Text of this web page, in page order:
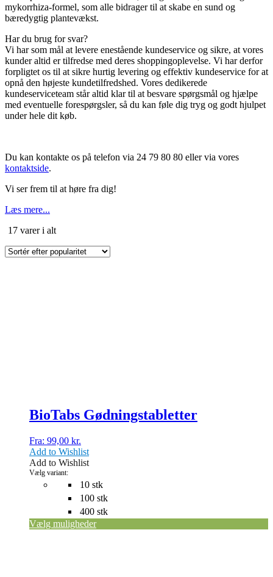
mykorrhiza-formel, som alle bidrager til at skabe en sund og
bæredygtig plantevækst.
Har du brug for svar?
Vi har som mål at levere enestående kundeservice og sikre, at vores
kunder altid er tilfredse med deres shoppingoplevelse. Vi har derfor
forpligtet os til at sikre hurtig levering og effektiv kundeservice for at
opnå den højeste kundetilfredshed. Vores dedikerede
kundeserviceteam står altid klar til at besvare spørgsmål og hjælpe
med eventuelle forespørgsler, så du kan føle dig tryg og godt hjulpet
under hele dit køb.
Du kan kontakte os på telefon via 24 79 80 80 eller via vores
kontaktside.
Vi ser frem til at høre fra dig!
Læs mere...
17 varer i altSorteret
popularitet
BioTabs Gødningstabletter
Fra: 99,00 kr.
10 stk
100 stk
400 stk
Vælg variant:
Vælg muligheder
Add to Wishlist
Add to Wishlist